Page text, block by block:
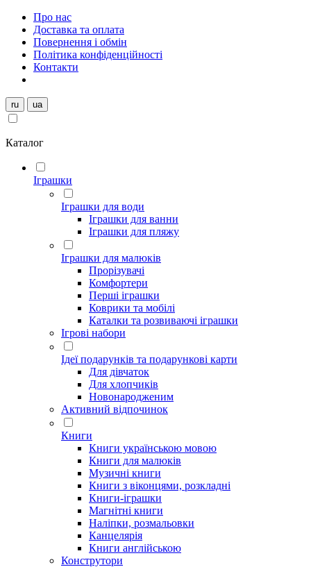
Про нас
Доставка та оплата
Повернення і обмін
Політика конфіденційності
Контакти
ru ua
Каталог
Іграшки
Іграшки для води
Іграшки для ванни
Іграшки для пляжу
Іграшки для малюків
Прорізувачі
Комфортери
Перші іграшки
Коврики та мобілі
Каталки та розвиваючі іграшки
Ігрові набори
Ідеї ​​подарунків та подарункові карти
Для дівчаток
Для хлопчиків
Новонародженим
Активний відпочинок
Книги
Книги українською мовою
Книги для малюків
Музичні книги
Книги з віконцями, розкладні
Книги-іграшки
Магнітні книги
Наліпки, розмальовки
Канцелярія
Книги англійською
Конструтори